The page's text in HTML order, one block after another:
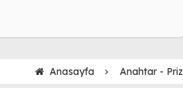
Anasayfa Anahtar - Priz